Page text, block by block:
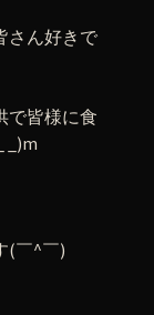
さん好きで
で皆様に食
_)m
￣^￣)ゞ